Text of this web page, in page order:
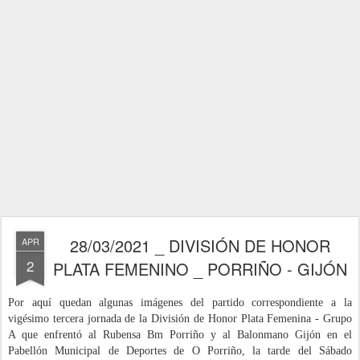
APR
2
28/03/2021 _ DIVISIÓN DE HONOR
PLATA FEMENINO _ PORRIÑO - GIJÓN
Por aquí quedan algunas imágenes del partido correspondiente a la
vigésimo tercera jornada de la División de Honor Plata Femenina - Grupo
A que enfrentó al Rubensa Bm Porriño y al Balonmano Gijón en el
Pabellón Municipal de Deportes de O Porriño,la tarde del Sábado